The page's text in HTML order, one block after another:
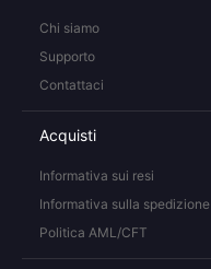
Chi siamo
Supporto
Contattaci
Acquisti
Informativa sui resi
Informativa sulla spedizione
Politica AML/CFT